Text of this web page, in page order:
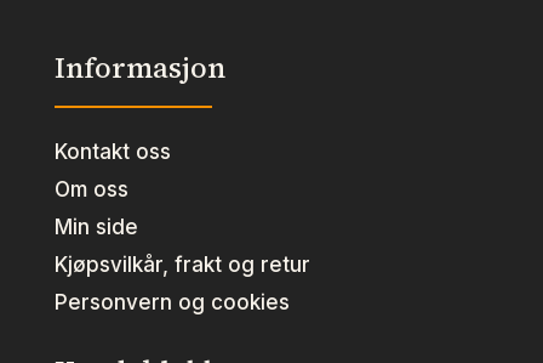
Informasjon
Kontakt oss
Om oss
Min side
Kjøpsvilkår, frakt og retur
Personvern og cookies